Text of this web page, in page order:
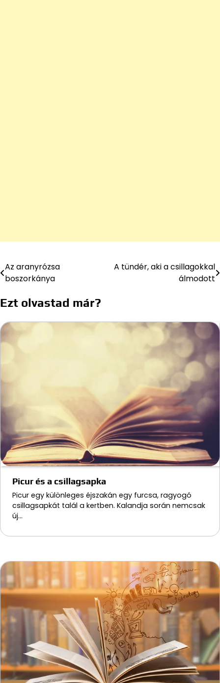
Bejegyzés
navigáció
Az aranyrózsa
boszorkánya
A tündér, aki a csillagokkal
álmodott
Ezt olvastad már?
Picur és a csillagsapka
Picur egy különleges éjszakán egy furcsa, ragyogó
csillagsapkát talál a kertben. Kalandja során nemcsak
új…